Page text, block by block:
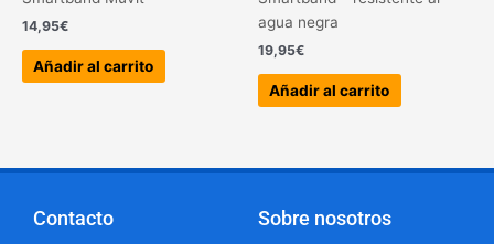
14,95€
Añadir al carrito
agua negra
19,95€
Añadir al carrito
Contacto Sobre nosotros